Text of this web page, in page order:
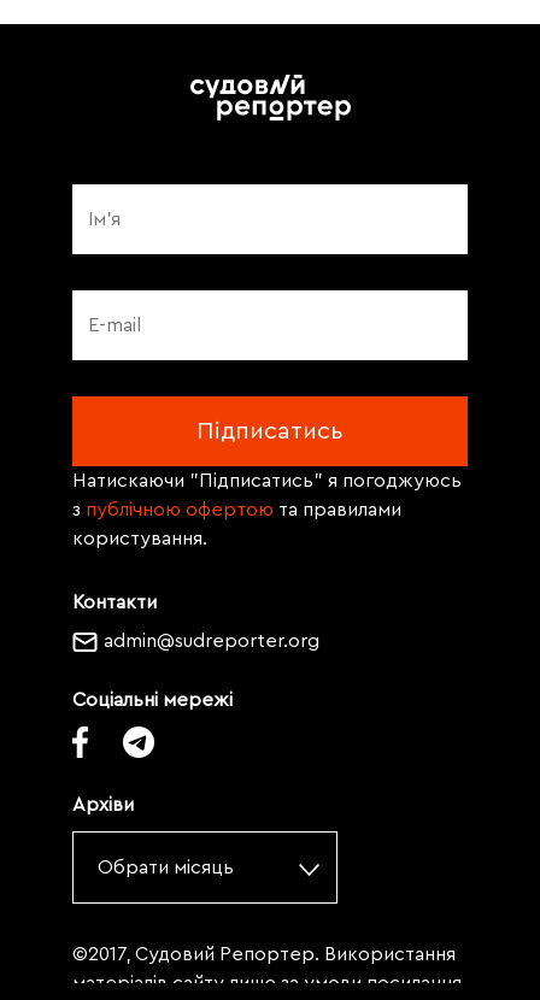
Контакти
admin@sudreporter.org
Соціальні мережі
Архіви
Обрати місяць
Натискаючи "Підписатись" я погоджуюсь
з публічною офертою та правилами
користування.
©2017, Судовий Репортер. Використання
матеріалів сайту лише за умови посилання